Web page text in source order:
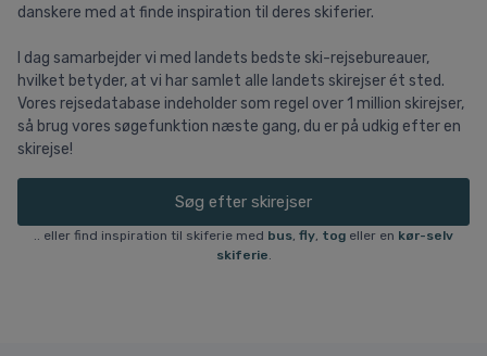
danskere med at finde inspiration til deres skiferier.
I dag samarbejder vi med landets bedste ski-rejsebureauer,
hvilket betyder, at vi har samlet alle landets skirejser ét sted.
Vores rejsedatabase indeholder som regel over 1 million skirejser,
så brug vores søgefunktion næste gang, du er på udkig efter en
skirejse!
Søg efter skirejser
.. eller find inspiration til skiferie med bus fly tog eller en kør-selv
skiferie